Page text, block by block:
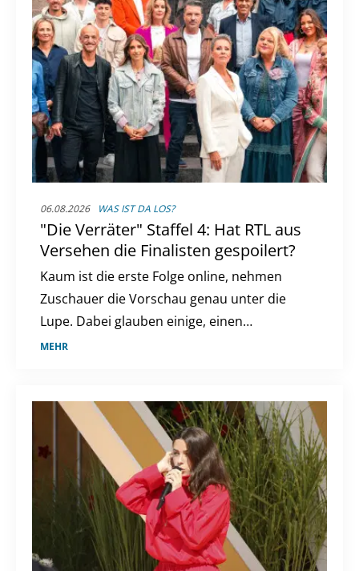
06.08.2026 WAS IST DA LOS?
"Die Verräter" Staffel 4: Hat RTL aus
Versehen die Finalisten gespoilert?
Kaum ist die erste Folge online, nehmen
Zuschauer die Vorschau genau unter die
Lupe. Dabei glauben einige, einen
entscheidenden Hinweis entdeckt zu haben.
MEHR